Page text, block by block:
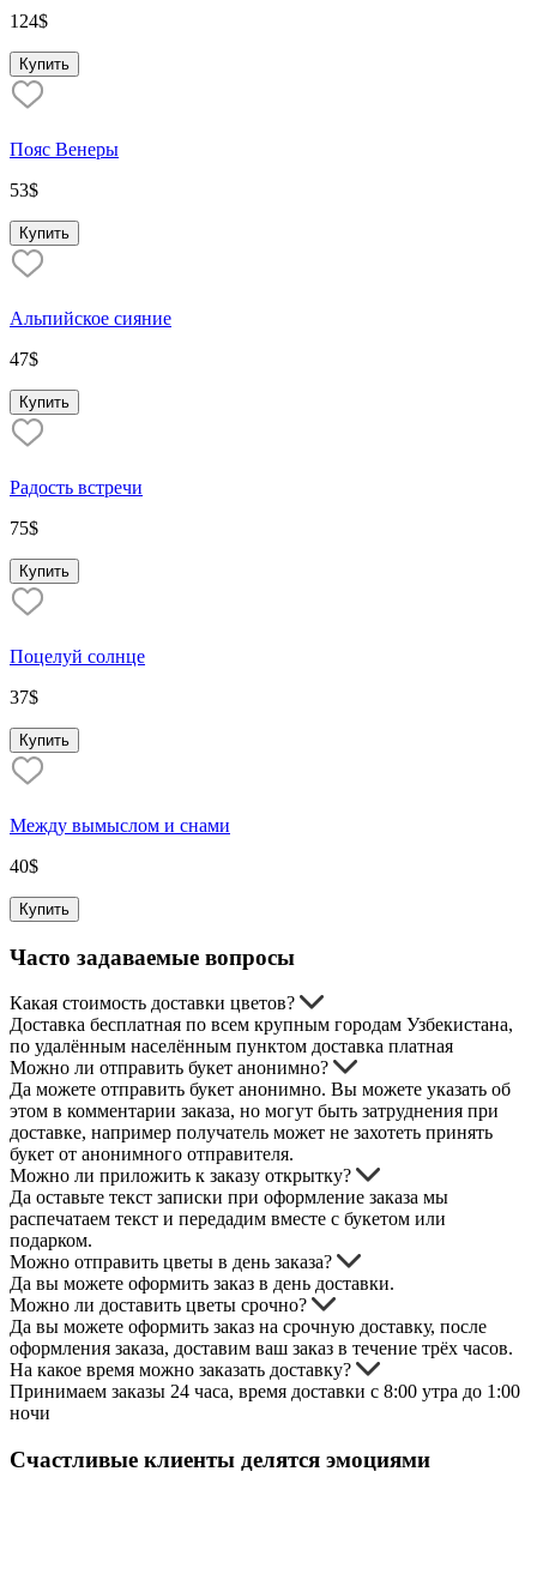
124$
Купить
Пояс Венеры
53$
Купить
Альпийское сияние
47$
Купить
Радость встречи
75$
Купить
Поцелуй солнце
37$
Купить
Между вымыслом и снами
40$
Купить
Часто задаваемые вопросы
Какая стоимость доставки цветов?
Доставка бесплатная по всем крупным городам Узбекистана,
по удалённым населённым пунктом доставка платная
Можно ли отправить букет анонимно?
Да можете отправить букет анонимно. Вы можете указать об
этом в комментарии заказа, но могут быть затруднения при
доставке, например получатель может не захотеть принять
букет от анонимного отправителя.
Можно ли приложить к заказу открытку?
Да оставьте текст записки при оформление заказа мы
распечатаем текст и передадим вместе с букетом или
подарком.
Можно отправить цветы в день заказа?
Да вы можете оформить заказ в день доставки.
Можно ли доставить цветы срочно?
Да вы можете оформить заказ на срочную доставку, после
оформления заказа, доставим ваш заказ в течение трёх часов.
На какое время можно заказать доставку?
Принимаем заказы 24 часа, время доставки с 8:00 утра до 1:00
ночи
Счастливые клиенты делятся эмоциями